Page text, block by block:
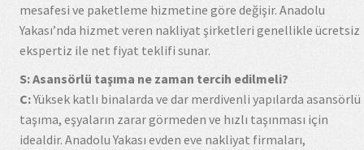
mesafesi ve paketleme hizmetine göre değişir. Anadolu
Yakası’nda hizmet veren nakliyat şirketleri genellikle ücretsiz
ekspertiz ile net fiyat teklifi sunar.
S: Asansörlü taşıma ne zaman tercih edilmeli?
C:Yüksek katlı binalarda ve dar merdivenli yapılarda asansörlü
taşıma, eşyaların zarar görmeden ve hızlı taşınması için
idealdir. Anadolu Yakası evden eve nakliyat firmaları,